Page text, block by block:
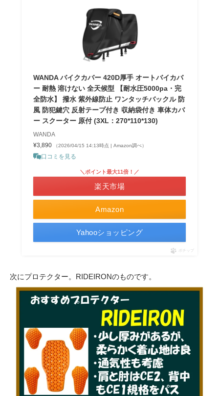
WANDA バイクカバー 420D厚手 オートバイカバ
ー 耐熱 溶けない 全天候型 【耐水圧5000pa・完
全防水】 撥水 紫外線防止 ワンタッチバックル 防
風 防犯鍵穴 反射テープ付き 収納袋付き 車体カバ
ー スクーター 原付 (3XL：270*110*130)
WANDA
¥3,890
（2026/04/15 14:13時点 | Amazon調べ）
口コミを見る
Amazon
＼ポイント最大11倍！／
楽天市場
Yahooショッピング
ポチップ
次にプロテクター。RIDEIRONのものです。